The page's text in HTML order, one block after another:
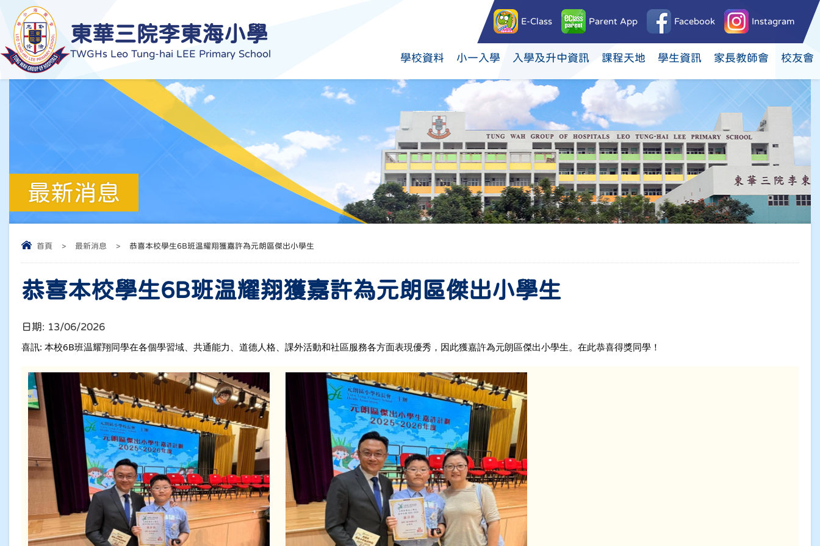
東華三院李東海小學
TWGHs Leo Tung-hai LEE Primary School
E-Class Parent App Facebook Instagram
學校資料 小一入學 入學及升中資訊 課程天地 學生資訊 家長教師會 校友會
最新消息
首頁 > 最新消息 > 恭喜本校學生6B班温耀翔獲嘉許為元朗區傑出小學生
恭喜本校學生6B班温耀翔獲嘉許為元朗區傑出小學生
日期: 13/06/2026
喜訊: 本校6B班温耀翔同學在各個學習域、共通能力、道德人格、課外活動和社區服務各方面表現優秀，因此獲嘉許為元朗區傑出小學生。在此恭喜得獎同學！